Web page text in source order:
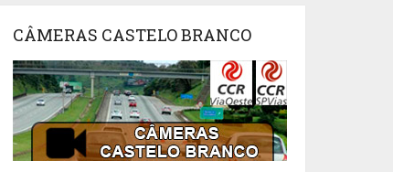
CÂMERAS CASTELO BRANCO